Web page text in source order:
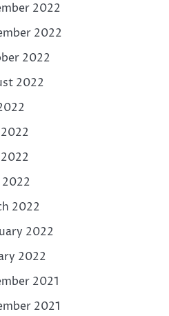
2022
2022
2022
2022
2022
2022
2022
2022
2021
2021